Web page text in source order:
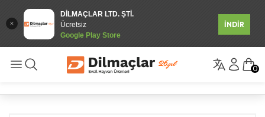
DİLMAÇLAR LTD. ŞTİ.
Ücretsiz
Google Play Store
İNDİR
0